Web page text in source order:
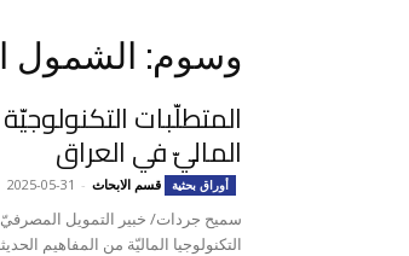
وسوم: الشمول
المتطلّبات
الماليّ في العراق
أوراق بحثية قسم الابحاث -
2025-05-31
التكنولوجيا الماليّة من المفاهيم